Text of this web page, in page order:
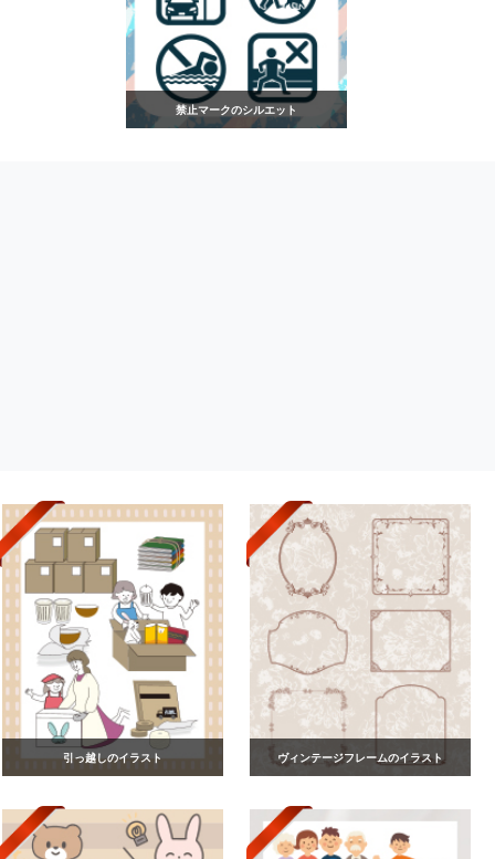
禁止マークのシルエット
引っ越しのイラスト ヴィンテージフレームのイラスト